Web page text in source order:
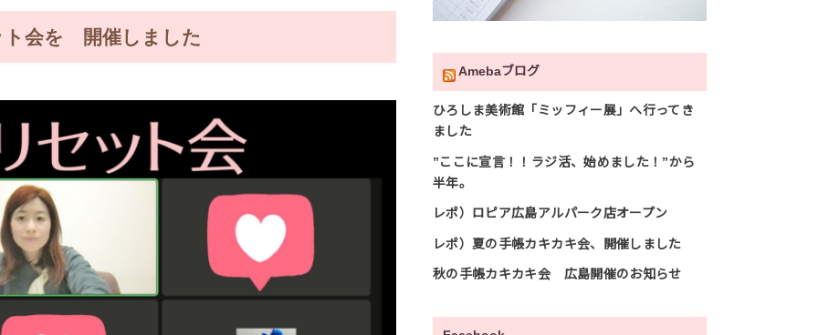
ト会を 開催しました
Amebaブログ
ひろしま美術館「ミッフィー展」へ行ってき
ました
”ここに宣言！！ラジ活、始めました！”から
半年。
レポ）ロピア広島アルパーク店オープン
レポ）夏の手帳カキカキ会、開催しました
秋の手帳カキカキ会 広島開催のお知らせ